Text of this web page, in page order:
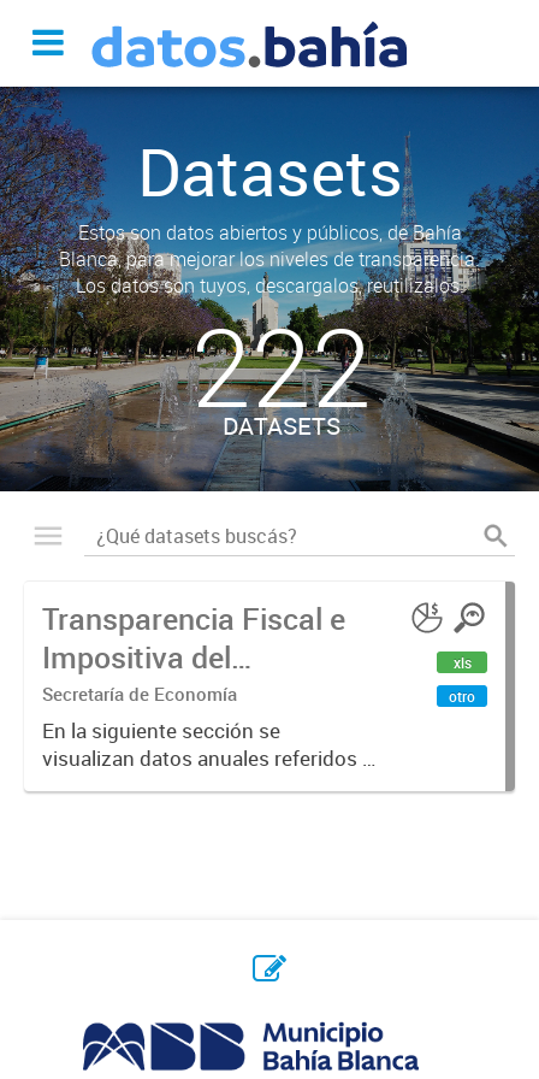
Datasets
Estos son datos abiertos y públicos, de Bahía
Blanca, para mejorar los niveles de transparencia.
Los datos son tuyos, descargalos, reutilizalos.
222
DATASETS
Transparencia Fiscal e
Impositiva del
Municipio. Año 2023
Secretaría de Economía
En la siguiente sección se
visualizan datos anuales referidos a
la transparencia fiscal e impositiva
xls
otro